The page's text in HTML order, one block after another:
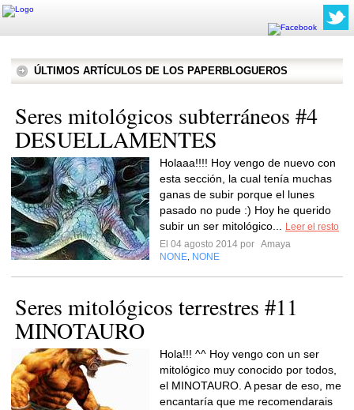
ÚLTIMOS ARTÍCULOS DE LOS PAPERBLOGUEROS
Seres mitológicos subterráneos #4
DESUELLAMENTES
Holaaa!!!! Hoy vengo de nuevo con
esta sección, la cual tenía muchas
ganas de subir porque el lunes
pasado no pude :) Hoy he querido
subir un ser mitológico...
Leer el resto
El 04 agosto 2014 por Amaya
NONE NONE
Seres mitológicos terrestres #11
MINOTAURO
Hola!!! ^^ Hoy vengo con un ser
mitológico muy conocido por todos,
el MINOTAURO. A pesar de eso, me
encantaría que me recomendarais